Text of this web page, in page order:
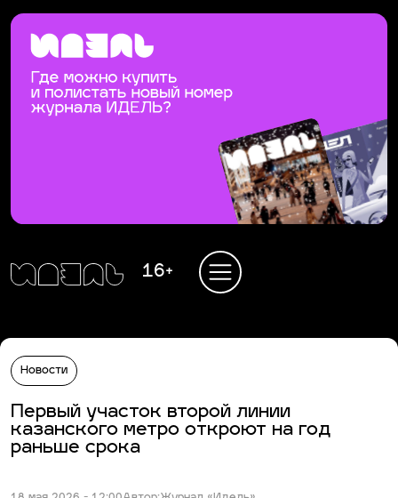
16+
Новости
Первый участок второй линии
казанского метро откроют на год
раньше срока